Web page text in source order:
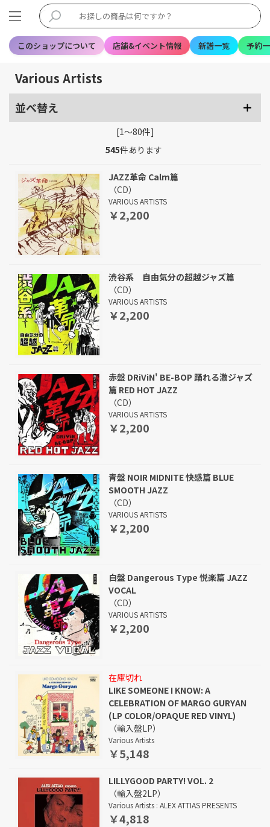
このショップについて 店舗&イベント情報 新譜一覧 予約
Various Artists
並べ替え
[1～80件]
545件あります
JAZZ革命 Calm篇
（CD）
VARIOUS ARTISTS
￥2,200
渋谷系 自由気分の超越ジャズ篇
（CD）
VARIOUS ARTISTS
￥2,200
赤盤 DRiViN' BE-BOP 踊れる激ジャズ
篇 RED HOT JAZZ
（CD）
VARIOUS ARTISTS
￥2,200
青盤 NOIR MIDNITE 快感篇 BLUE
SMOOTH JAZZ
（CD）
VARIOUS ARTISTS
￥2,200
白盤 Dangerous Type 悦楽篇 JAZZ
VOCAL
（CD）
VARIOUS ARTISTS
￥2,200
在庫切れ
LIKE SOMEONE I KNOW: A
CELEBRATION OF MARGO GURYAN
(LP COLOR/OPAQUE RED VINYL)
（輸入盤LP）
Various Artists
￥5,148
LILLYGOOD PARTY! VOL. 2
（輸入盤2LP）
Various Artists : ALEX ATTIAS PRESENTS
￥4,818